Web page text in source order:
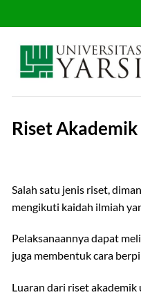
to
content
Riset Akademik
Salah satu jenis riset,
mengikuti kaidah ilmiah
Pelaksanaannya dapat
juga membentuk cara
Luaran dari riset